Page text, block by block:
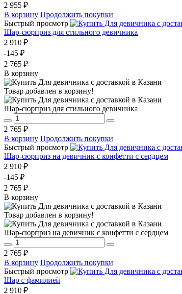
2 955 ₽
В корзину Продолжить покупки
Быстрый просмотр
Шар-сюрприз для стильного девичника
2 910 ₽
-145 ₽
2 765 ₽
В корзину
Товар добавлен в корзину!
Шар-сюрприз для стильного девичника
2 765 ₽
В корзину Продолжить покупки
Быстрый просмотр
Шар-сюрприз на девичник с конфетти с сердцем
2 910 ₽
-145 ₽
2 765 ₽
В корзину
Товар добавлен в корзину!
Шар-сюрприз на девичник с конфетти с сердцем
2 765 ₽
В корзину Продолжить покупки
Быстрый просмотр
Шар с фамилией
2 910 ₽